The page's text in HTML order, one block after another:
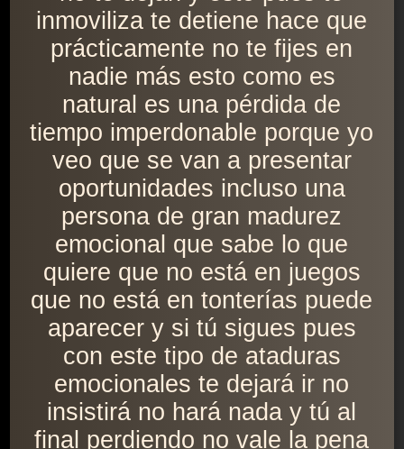
inmoviliza te detiene hace que
prácticamente no te fijes en
nadie más esto como es
natural es una pérdida de
tiempo imperdonable porque yo
veo que se van a presentar
oportunidades incluso una
persona de gran madurez
emocional que sabe lo que
quiere que no está en juegos
que no está en tonterías puede
aparecer y si tú sigues pues
con este tipo de ataduras
emocionales te dejará ir no
insistirá no hará nada y tú al
final perdiendo no vale la pena